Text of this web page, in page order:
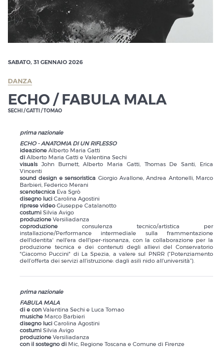
SABATO, 31 GENNAIO 2026
DANZA
ECHO / FABULA MALA
SECHI / GATTI / TOMAO
prima nazionale
ECHO - ANATOMIA DI UN RIFLESSO
ideazione Alberto Maria Gatti
di Alberto Maria Gatti e Valentina Sechi
visualsJohn Burnett, Alberto Maria Gatti, Thomas De Santi, Erica
Vincenti
sound design e sensoristica Giorgio Avallone, Andrea Antonelli, Marco
Barbieri, Federico Merani
scenotecnica Eva Sgrò
disegno luci Carolina Agostini
riprese video Giuseppe Catalanotto
costumi Silvia Avigo
produzione Versiliadanza
coproduzione consulenza tecnico/artistica per
installazione/Performance intermediale sulla frammentazione
dell'identita' nell'era dell'iper-risonanza, con la collaborazione per la
produzione tecnica e dei contenuti degli allievi del Conservatorio
"Giacomo Puccini" di La Spezia, a valere sul PNRR (“Potenziamento
dell’offerta dei servizi all’istruzione: dagli asili nido all’università”).
prima nazionale
FABULA MALA
di e con Valentina Sechi e Luca Tomao
musiche Marco Barbieri
disegno luci Carolina Agostini
costumi Silvia Avigo
produzione Versiliadanza
con il sostegno di Mic, Regione Toscana e Comune di Firenze